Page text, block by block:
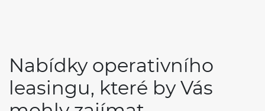
Nabídky operativního
leasingu, které by Vás